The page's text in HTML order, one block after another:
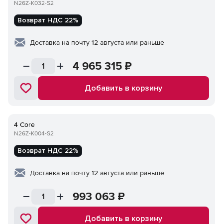
N26Z-K032-S2
Возврат НДС 22%
Доставка на почту 12 августа или раньше
4 965 315 ₽
Добавить в корзину
4 Core
N26Z-K004-S2
Возврат НДС 22%
Доставка на почту 12 августа или раньше
993 063 ₽
Добавить в корзину